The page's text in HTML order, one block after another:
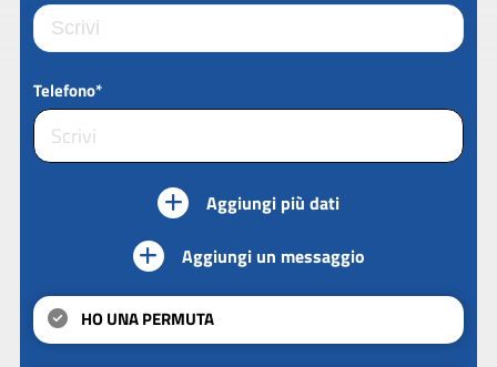
Telefono*
Aggiungi più dati
Aggiungi un messaggio
HO UNA PERMUTA